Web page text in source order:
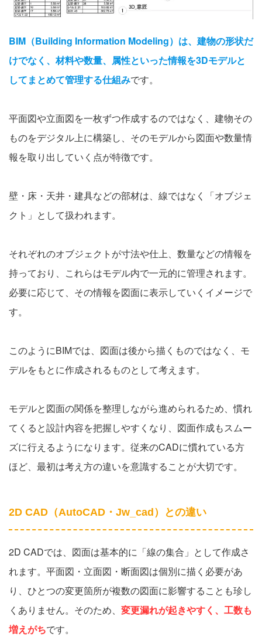
BIM（Building Information Modeling）は、建物の形状だ
けでなく、材料や数量、属性といった情報を3Dモデルと
してまとめて管理する仕組みです。
平面図や立面図を一枚ずつ作成するのではなく、建物その
ものをデジタル上に構築し、そのモデルから図面や数量情
報を取り出していく点が特徴です。
壁・床・天井・建具などの部材は、線ではなく「オブジェ
クト」として扱われます。
それぞれのオブジェクトが寸法や仕上、数量などの情報を
持っており、これらはモデル内で一元的に管理されます。
必要に応じて、その情報を図面に表示していくイメージで
す。
このようにBIMでは、図面は後から描くものではなく、モ
デルをもとに作成されるものとして考えます。
モデルと図面の関係を整理しながら進められるため、慣れ
てくると設計内容を把握しやすくなり、図面作成もスムー
ズに行えるようになります。従来のCADに慣れている方
ほど、最初は考え方の違いを意識することが大切です。
2D CAD（AutoCAD・Jw_cad）との違い
2D CADでは、図面は基本的に「線の集合」として作成さ
れます。平面図・立面図・断面図は個別に描く必要があ
り、ひとつの変更箇所が複数の図面に影響することも珍し
くありません。そのため、 変更漏れが起きやすく、工数も
増えがちです。